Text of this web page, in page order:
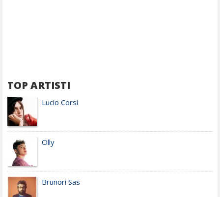
TOP ARTISTI
Lucio Corsi
Olly
Brunori Sas